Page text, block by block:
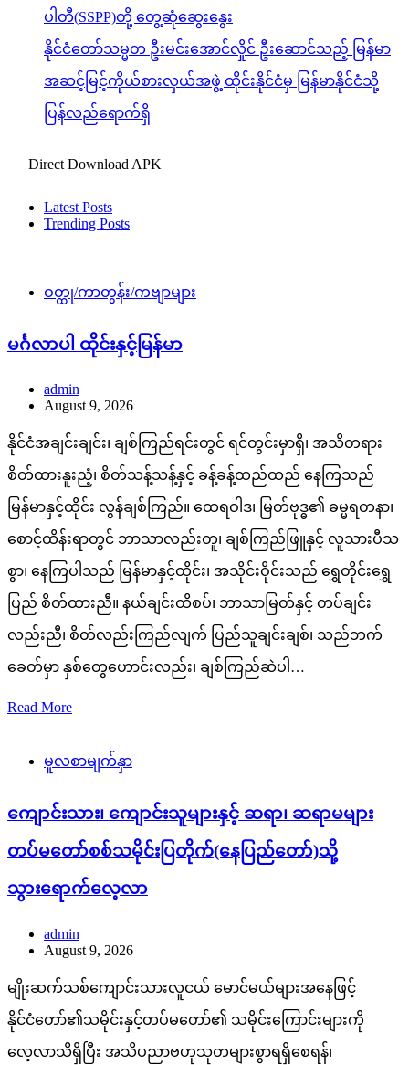
ပါတီ(SSPP)တို့ တွေ့ဆုံဆွေးနွေး
နိုင်ငံတော်သမ္မတ ဦးမင်းအောင်လှိုင် ဦးဆောင်သည့် မြန်မာ
အဆင့်မြင့်ကိုယ်စားလှယ်အဖွဲ့ ထိုင်းနိုင်ငံမှ မြန်မာနိုင်ငံသို့
ပြန်လည်ရောက်ရှိ
Direct Download APK
Latest Posts
Trending Posts
ဝတ္ထု/ကာတွန်း/ကဗျာများ
မင်္ဂလာပါ ထိုင်းနှင့်မြန်မာ
admin
August 9, 2026
နိုင်ငံအချင်းချင်း၊ ချစ်ကြည်ရင်းတွင် ရင်တွင်းမှာရှိ၊ အသိတရား
စိတ်ထားနူးညံ့၊ စိတ်သန့်သန့်နှင့် ခန့်ခန့်ထည်ထည် နေကြသည်
မြန်မာနှင့်ထိုင်း လွန်ချစ်ကြည်။ ထေရဝါဒ၊ မြတ်ဗုဒ္ဓ၏ ဓမ္မရတနာ၊
စောင့်ထိန်းရာတွင် ဘာသာလည်းတူ၊ ချစ်ကြည်ဖြူနှင့် လူသားပီသ
စွာ၊ နေကြပါသည် မြန်မာနှင့်ထိုင်း၊ အသိုင်းဝိုင်းသည် ရွှေတိုင်းရွှေ
ပြည် စိတ်ထားညီ။ နယ်ချင်းထိစပ်၊ ဘာသာမြတ်နှင့် တပ်ချင်း
လည်းညီ၊ စိတ်လည်းကြည်လျက် ပြည်သူချင်းချစ်၊ သည်ဘက်
ခေတ်မှာ နှစ်တွေဟောင်းလည်း၊ ချစ်ကြည်ဆဲပါ…
Read More
မူလစာမျက်နှာ
ကျောင်းသား၊ ကျောင်းသူများနှင့် ဆရာ၊ ဆရာမများ
တပ်မတော်စစ်သမိုင်းပြတိုက်(နေပြည်တော်)သို့
သွားရောက်လေ့လာ
admin
August 9, 2026
မျိုးဆက်သစ်ကျောင်းသားလူငယ် မောင်မယ်များအနေဖြင့်
နိုင်ငံတော်၏သမိုင်းနှင့်တပ်မတော်၏ သမိုင်းကြောင်းများကို
လေ့လာသိရှိပြီး အသိပညာဗဟုသုတများစွာရရှိစေရန်၊